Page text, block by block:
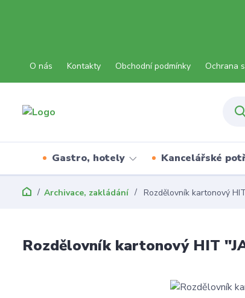
O nás Kontakty Obchodní podmínky Ochrana
Gastro, hotely Kancelářské
Archivace, zakládání Rozdělovník kartonový
Rozdělovník kartonový HIT